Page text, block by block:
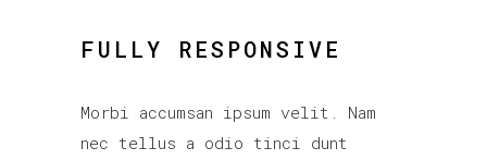
FULLY RESPONSIVE
Morbi accumsan ipsum velit. Nam
nec tellus a odio tinci dunt